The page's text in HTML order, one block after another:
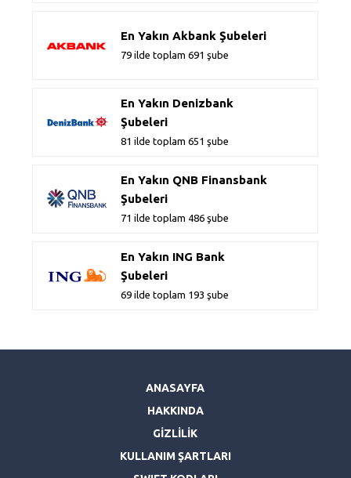
En Yakın Akbank Şubeleri
79 ilde toplam 691 şube
En Yakın Denizbank
Şubeleri
81 ilde toplam 651 şube
En Yakın QNB Finansbank
Şubeleri
71 ilde toplam 486 şube
En Yakın ING Bank
Şubeleri
69 ilde toplam 193 şube
ANASAYFA
HAKKINDA
GİZLİLİK
KULLANIM ŞARTLARI